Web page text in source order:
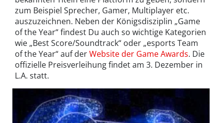
zum Beispiel Sprecher, Gamer, Multiplayer etc.
auszuzeichnen. Neben der Königsdisziplin „Game
of the Year“ findest Du auch so wichtige Kategorien
wie „Best Score/Soundtrack“ oder „esports Team
of the Year“ auf derWebsite der Game Awards. Die
offizielle Preisverleihung findet am 3. Dezember in
L.A. statt.